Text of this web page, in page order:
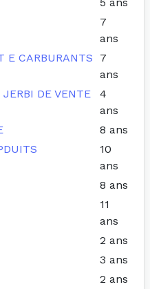
7
ans
E CARBURANTS
7
ans
DE VENTE
4
ans
8 ans
10
ans
8 ans
11
ans
2 ans
3 ans
2 ans